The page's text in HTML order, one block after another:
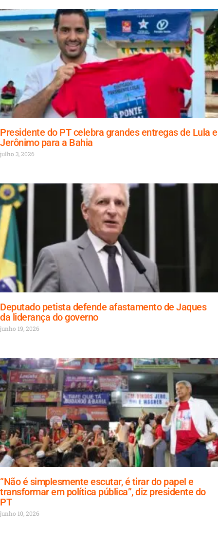
Presidente do PT celebra grandes entregas de Lula e
Jerônimo para a Bahia
julho 3, 2026
Deputado petista defende afastamento de Jaques
da liderança do governo
junho 19, 2026
“Não é simplesmente escutar, é tirar do papel e
transformar em política pública”, diz presidente do
PT
junho 10, 2026